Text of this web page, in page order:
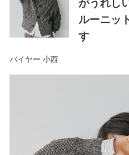
がうれし
ルーニッ
す
バイヤー 小西